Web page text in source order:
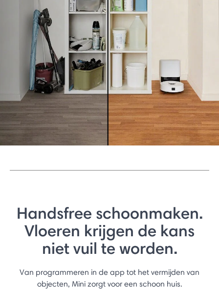
Handsfree schoonmaken.
Vloeren krijgen de kans
niet vuil te worden.
Van programmeren in de app tot het vermijden van
objecten, Mini zorgt voor een schoon huis.